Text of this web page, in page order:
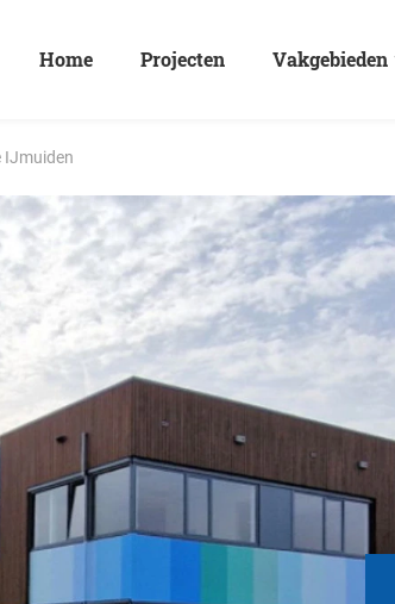
Home Projecten Vakgebieden
IJmuiden